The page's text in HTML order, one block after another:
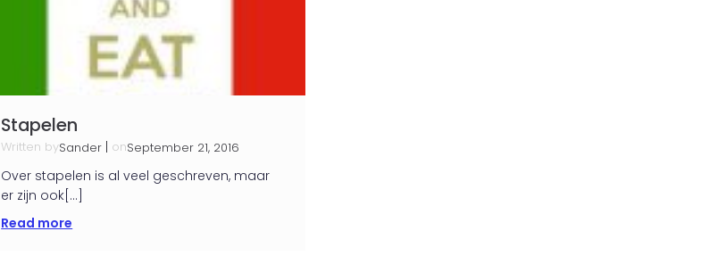
Stapelen
Written bySander onSeptember 21, 2016
Over stapelen is al veel geschreven, maar
er zijn ook[…]
Read more